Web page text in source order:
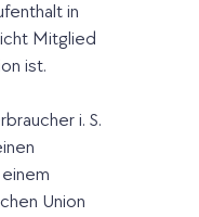
in
Mitglied
ist.
i. S.
Union